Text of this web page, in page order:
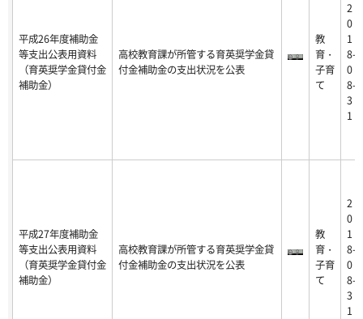
平成26年度補助金
等支出公表用資料
（育英奨学金貸付金
補助金）
高校教育課が所管する育英奨学金貸
付金補助金の支出状況を公表
教
育・
子育
て
2
0
1
8-
0
8-
3
1
平成27年度補助金
等支出公表用資料
（育英奨学金貸付金
補助金）
高校教育課が所管する育英奨学金貸
付金補助金の支出状況を公表
教
育・
子育
て
2
0
1
8-
0
8-
3
1